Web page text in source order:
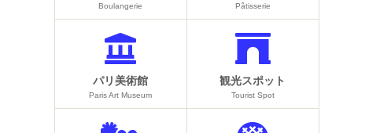
Boulangerie Pâtisserie
パリ美術館
Paris Art Museum
観光スポット
Tourist Spot